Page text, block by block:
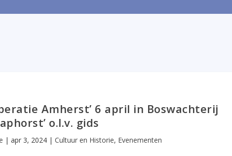
Amherst’ 6 april in Boswachterij
o.l.v. gids
|apr 3, 2024 |Cultuur en Historie, Evenementen